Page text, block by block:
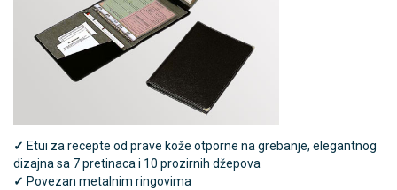
✓ Etui za recepte od prave kože otporne na grebanje, elegantnog
dizajna sa 7 pretinaca i 10 prozirnih džepova
✓ Povezan metalnim ringovima